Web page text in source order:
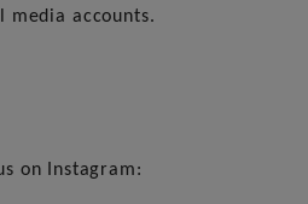
media accounts.
on Instagram: